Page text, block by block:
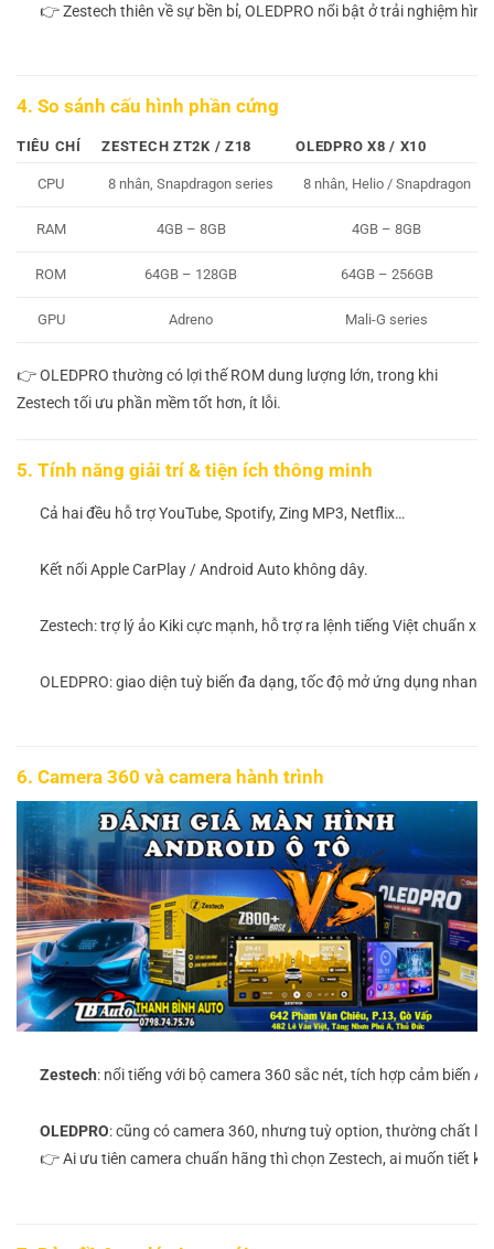
👉 Zestech thiên về sự bền bỉ, OLEDPRO nổi bật ở trải nghiệm
4. So sánh cấu hình phần cứng
TIÊU CHÍ ZESTECH ZT2K / Z18 OLEDPRO X8 / X10
CPU 8 nhân, Snapdragon series 8 nhân, Helio / Snapdragon
RAM 4GB – 8GB 4GB – 8GB
ROM 64GB – 128GB 64GB – 256GB
GPU Adreno Mali-G series
👉 OLEDPRO thường có lợi thế ROM dung lượng lớn, trong khi
Zestech tối ưu phần mềm tốt hơn, ít lỗi.
5. Tính năng giải trí & tiện ích thông minh
Cả hai đều hỗ trợ YouTube, Spotify, Zing MP3, Netflix…
Kết nối Apple CarPlay / Android Auto không dây.
Zestech: trợ lý ảo Kiki cực mạnh, hỗ trợ ra lệnh tiếng Việt chuẩn
OLEDPRO: giao diện tuỳ biến đa dạng, tốc độ mở ứng dụng nhanh
6. Camera 360 và camera hành trình
Zestech: nổi tiếng với bộ camera 360 sắc nét, tích hợp cảm biến
OLEDPRO: cũng có camera 360, nhưng tuỳ option, thường chất
👉 Ai ưu tiên camera chuẩn hãng thì chọn Zestech, ai muốn tiết